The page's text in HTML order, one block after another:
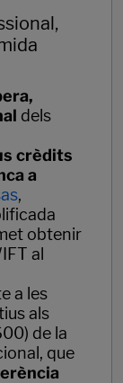
dels
crèdits
a
,
obtenir
al
a les
als
de la
que